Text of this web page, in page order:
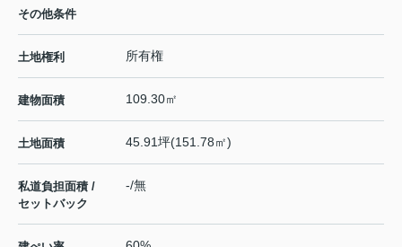
その他条件
土地権利 所有権
建物面積 109.30㎡
土地面積 45.91坪(151.78㎡)
私道負担面積 /
セットバック
-/無